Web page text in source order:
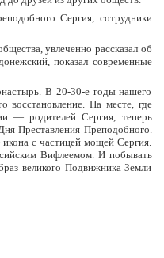
Сергия, сотрудники
увлеченно рассказал об
показал современные
В 20-30-е годы нашего
восстановление. На месте, где
— родителей Сергия, теперь
Преставления Преподобного.
с частицей мощей Сергия.
Вифлеемом. И побывать
великого Подвижника Земли